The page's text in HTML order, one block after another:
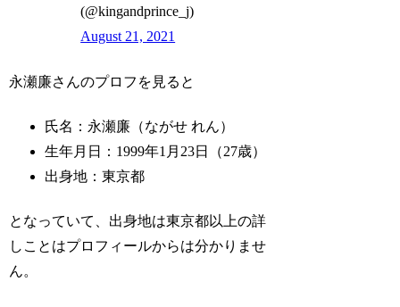
(@kingandprince_j)
August 21, 2021
永瀬廉さんのプロフを見ると
氏名：永瀬廉（ながせ れん）
生年月日：1999年1月23日（27歳）
出身地：東京都
となっていて、出身地は東京都以上の詳
しことはプロフィールからは分かりませ
ん。